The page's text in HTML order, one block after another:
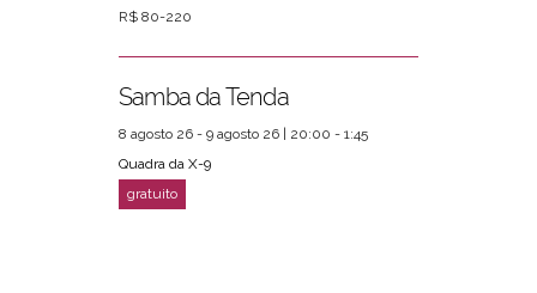
R$ 80-220
Samba da Tenda
8 agosto 26 - 9 agosto 26 | 20:00 - 1:45
Quadra da X-9